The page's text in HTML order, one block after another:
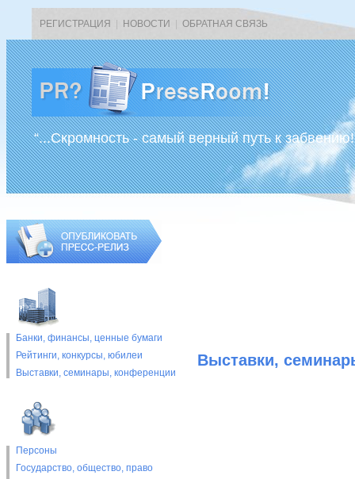
РЕГИСТРАЦИЯ НОВОСТИ ОБРАТНАЯ СВЯЗЬ
“...Скромность - самый верный путь к
Банки, финансы, ценные бумаги
Рейтинги, конкурсы, юбилеи
Выставки, cеминары, конференции
Персоны
Государство, общество, право
Выставки,